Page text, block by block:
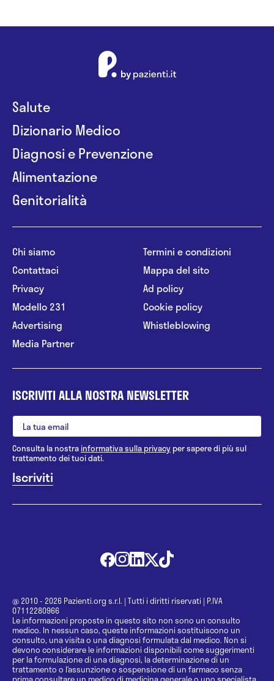
Salute
Dizionario Medico
Diagnosi e Prevenzione
Alimentazione
Genitorialità
Chi siamo
Contattaci
Privacy
Modello 231
Advertising
Media Partner
Termini e condizioni
Mappa del sito
Ad policy
Cookie policy
Whistleblowing
ISCRIVITI ALLA NOSTRA NEWSLETTER
Consulta la nostrainformativa sulla privacy per sapere di più sul
trattamento dei tuoi dati.
@ 2010 - 2026 Pazienti.org s.r.l. | Tutti i diritti riservati | P.IVA
07112280966
Le informazioni proposte in questo sito non sono un consulto
medico. In nessun caso, queste informazioni sostituiscono un
consulto, una visita o una diagnosi formulata dal medico. Non si
devono considerare le informazioni disponibili come suggerimenti
per la formulazione di una diagnosi, la determinazione di un
trattamento o l’assunzione o sospensione di un farmaco senza